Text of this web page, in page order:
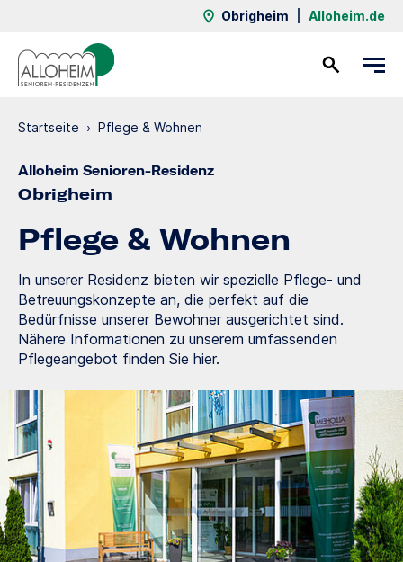
Obrigheim Alloheim.de
Startseite › Pflege & Wohnen
Alloheim Senioren-Residenz
Obrigheim
Pflege & Wohnen
In unserer Residenz bieten wir spezielle Pflege- und
Betreuungskonzepte an, die perfekt auf die
Bedürfnisse unserer Bewohner ausgerichtet sind.
Nähere Informationen zu unserem umfassenden
Pflegeangebot finden Sie hier.